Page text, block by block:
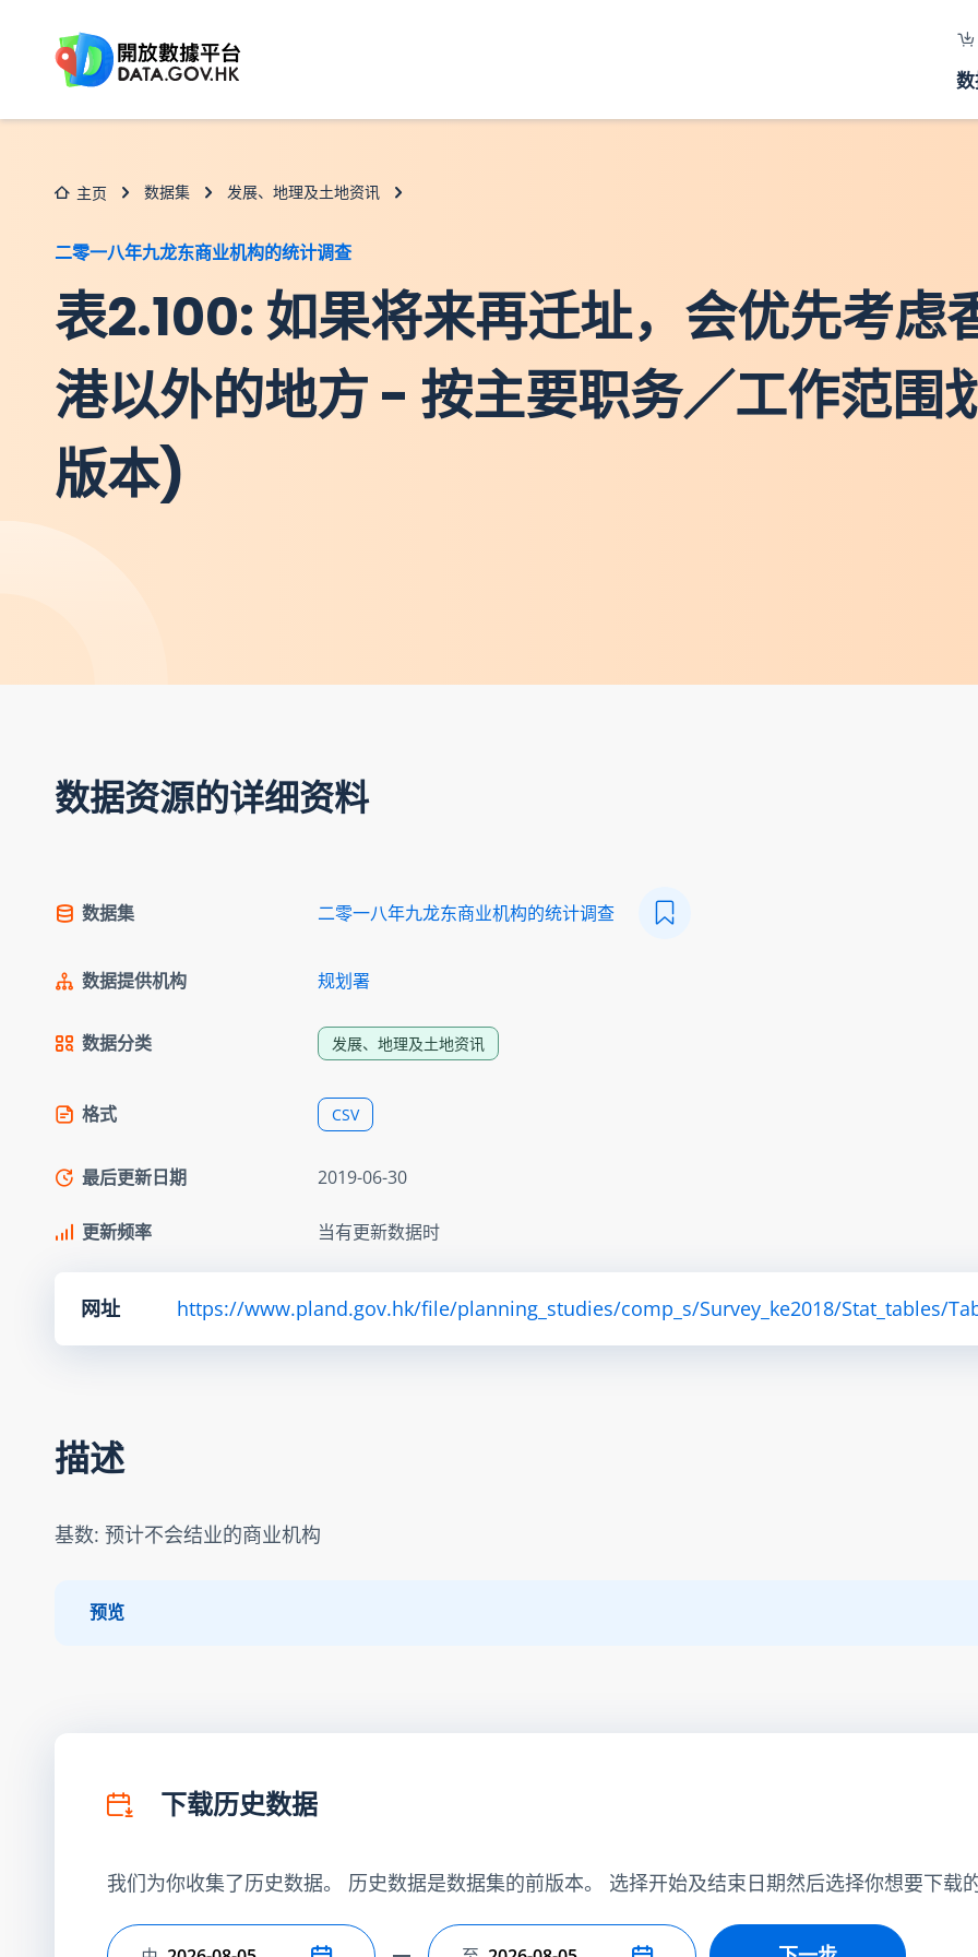
主页 数据集 发展、地理及土地资讯
二零一八年九龙东商业机构的统计调查
表2.100: 如果将来再迁址，会优先考虑
港以外的地方 - 按主要职务／工作范围
版本)
数据资源的详细资料
数据集 二零一八年九龙东商业机构的统计调查
数据提供机构 规划署
数据分类 发展、地理及土地资讯
格式 CSV
最后更新日期 2019-06-30
更新频率 当有更新数据时
网址 https://www.pland.gov.hk/file/planning_studies/comp_s/Survey_ke2018/Stat_tables/
描述
基数: 预计不会结业的商业机构
预览
下载历史数据
我们为你收集了历史数据。 历史数据是数据集的前版本。 选择开始及结束日期然后选择你想要下载